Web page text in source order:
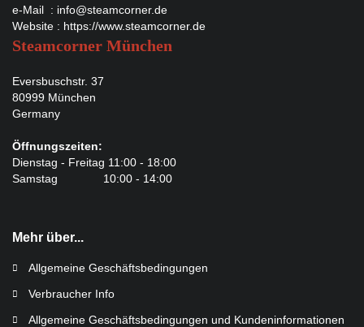
e-Mail : info@steamcorner.de
Website : https://www.steamcorner.de
Steamcorner München
Eversbuschstr. 37
80999 München
Germany
Öffnungszeiten:
Dienstag - Freitag 11:00 - 18:00
Samstag 10:00 - 14:00
Mehr über...
Allgemeine Geschäftsbedingungen
Verbraucher Info
Allgemeine Geschäftsbedingungen und Kundeninformationen